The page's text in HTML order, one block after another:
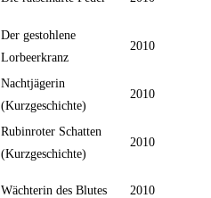
Der gestohlene
Lorbeerkranz
2010
Nachtjägerin
(Kurzgeschichte)
2010
Rubinroter Schatten
(Kurzgeschichte)
2010
Wächterin des Blutes 2010